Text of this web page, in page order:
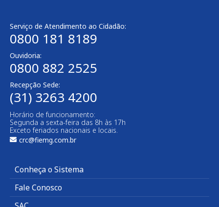
Serviço de Atendimento ao Cidadão:
0800 181 8189
Ouvidoria:
0800 882 2525
Recepção Sede:
(31) 3263 4200
Horário de funcionamento:
Segunda a sexta-feira das 8h às 17h
Exceto feriados nacionais e locais.
crc@fiemg.com.br
Conheça o Sistema
Fale Conosco